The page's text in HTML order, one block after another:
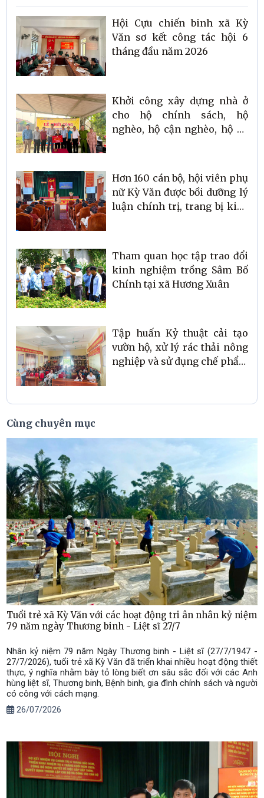
Hội Cựu chiến binh xã Kỳ
Văn sơ kết công tác hội 6
tháng đầu năm 2026
Khởi công xây dựng nhà ở
cho hộ chính sách, hộ
nghèo, hộ cận nghèo, hộ có
trên địa bàn xã Kỳ Văn
Hơn 160 cán bộ, hội viên phụ
nữ Kỳ Văn được bồi dưỡng lý
luận chính trị, trang bị kiến
lực gia đình
Tham quan học tập trao đổi
kinh nghiệm trồng Sâm Bố
Chính tại xã Hương Xuân
Tập huấn Kỷ thuật cải tạo
vườn hộ, xử lý rác thải nông
nghiệp và sử dụng chế phẩm
nông dân xã Kỳ Văn
Cùng chuyên mục
Tuổi trẻ xã Kỳ Văn với các hoạt động tri ân nhân kỷ niệm
79 năm ngày Thương binh - Liệt sĩ 27/7
Nhân kỷ niệm 79 năm Ngày Thương binh - Liệt sĩ (27/7/1947 -
27/7/2026), tuổi trẻ xã Kỳ Văn đã triển khai nhiều hoạt động thiết
thực, ý nghĩa nhằm bày tỏ lòng biết ơn sâu sắc đối với các Anh
hùng liệt sĩ, Thương binh, Bệnh binh, gia đình chính sách và người
có công với cách mạng.
26/07/2026